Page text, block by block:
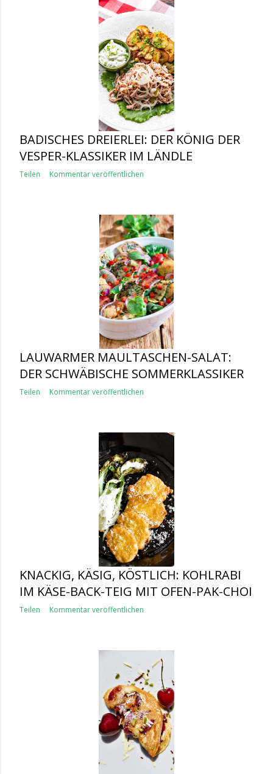
BADISCHES DREIERLEI: DER KÖNIG DER
VESPER-KLASSIKER IM LÄNDLE
Teilen Kommentar veröffentlichen
LAUWARMER MAULTASCHEN-SALAT:
DER SCHWÄBISCHE SOMMERKLASSIKER
Teilen Kommentar veröffentlichen
KNACKIG, KÄSIG, KÖSTLICH: KOHLRABI
IM KÄSE-BACK-TEIG MIT OFEN-PAK-CHOI
Teilen Kommentar veröffentlichen